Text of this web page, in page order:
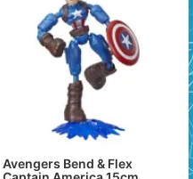
Avengers Bend & Flex